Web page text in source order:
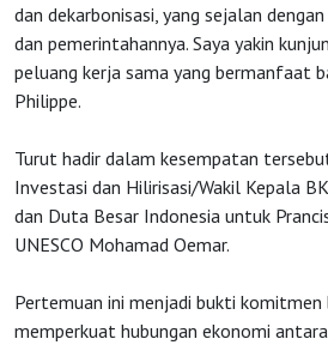
dan dekarbonisasi, yang sejalan
dan pemerintahannya. Saya yakin
peluang kerja sama yang bermanfaat
Philippe.
Turut hadir dalam kesempatan
Investasi dan Hilirisasi/Wakil Kepala
dan Duta Besar Indonesia untuk
UNESCO Mohamad Oemar.
Pertemuan ini menjadi bukti
memperkuat hubungan ekonomi